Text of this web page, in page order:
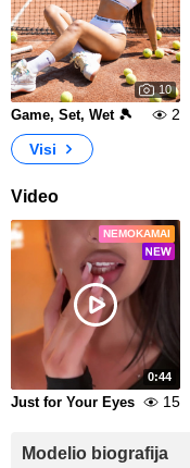
10
Game, Set, Wet 🎾 2
Visi
Video
NEMOKAMAI
0:44
Just for Your Eyes 15
Modelio biografija